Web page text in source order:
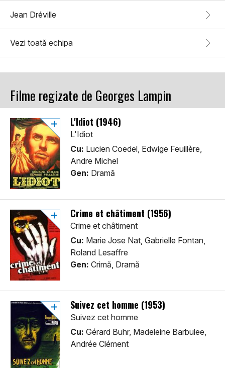
Jean Dréville
Vezi toată echipa
Filme regizate de Georges Lampin
L'Idiot (1946)
L'Idiot
Cu: Lucien Coedel, Edwige Feuillère,
Andre Michel
Gen: Dramă
Crime et châtiment (1956)
Crime et châtiment
Cu: Marie Jose Nat, Gabrielle Fontan,
Roland Lesaffre
Gen: Crimă, Dramă
Suivez cet homme (1953)
Suivez cet homme
Cu: Gérard Buhr, Madeleine Barbulee,
Andrée Clément